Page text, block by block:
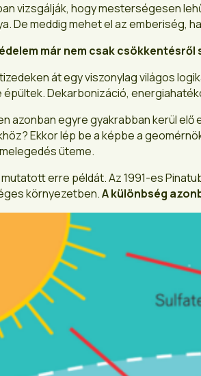
vizsgálják, hogy mesterségesen
De meddig mehet el az emberiség,
már nem csak csökkentésről
át egy viszonylag világos
Dekarbonizáció,
azonban egyre gyakrabban kerül elő
Ekkor lép be a képbe a
üteme.
erre példát. Az 1991-es
környezetben.A különbség